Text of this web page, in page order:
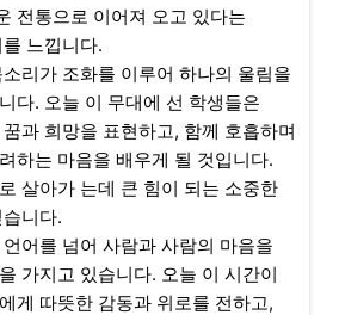
전통으로 이어져 오고 있다는
느낍니다.
리가 조화를 이루어 하나의 울림을
다. 오늘 이 무대에 선 학생들은
과 희망을 표현하고, 함께 호흡하며
하는 마음을 배우게 될 것입니다.
살아가 는데 큰 힘이 되는 소중한
니다.
어를 넘어 사람과 사람의 마음을
가지고 있습니다. 오늘 이 시간이
게 따뜻한 감동과 위로를 전하고,